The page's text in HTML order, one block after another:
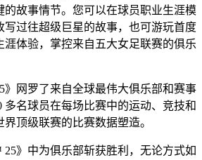
的故事情节。您可以在球员职业生涯模
写过往超级巨星的故事，也可游玩首度
涯体验，掌控来自五大女足联赛的俱乐
》网罗了来自全球最伟大俱乐部和赛事
多名球员在每场比赛中的运动、竞技和
顶级联赛的比赛数据塑造。
25》中为俱乐部斩获胜利，无论方式如